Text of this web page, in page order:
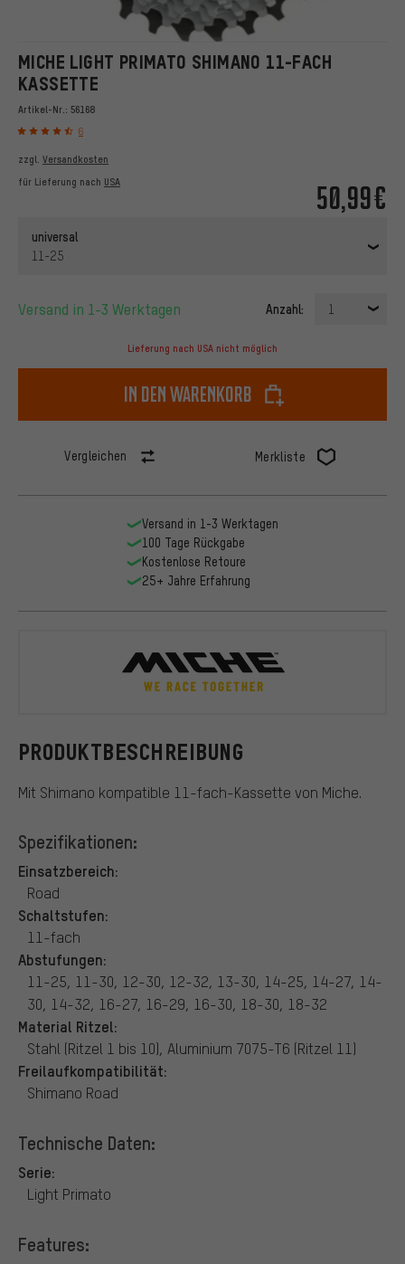
MICHE LIGHT PRIMATO SHIMANO 11-FACH
KASSETTE
Artikel-Nr.: 56168
6
50,99€
zzgl. Versandkosten
für Lieferung nach USA
universal
11-25
Versand in 1-3 Werktagen Anzahl: 1
Lieferung nach USA nicht möglich
In den Warenkorb
Vergleichen Merkliste
PRODUKTBESCHREIBUNG
Mit Shimano kompatible 11-fach-Kassette von Miche.
Spezifikationen:
Einsatzbereich:
Road
Schaltstufen:
11-fach
Abstufungen:
11-25, 11-30, 12-30, 12-32, 13-30, 14-25, 14-27, 14-
30, 14-32, 16-27, 16-29, 16-30, 18-30, 18-32
Material Ritzel:
Stahl (Ritzel 1 bis 10), Aluminium 7075-T6 (Ritzel 11)
Freilaufkompatibilität:
Shimano Road
Technische Daten:
Serie:
Light Primato
Features:
Versand in 1-3 Werktagen
100 Tage Rückgabe
Kostenlose Retoure
25+ Jahre Erfahrung